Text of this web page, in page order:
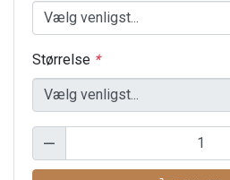
Størrelse *